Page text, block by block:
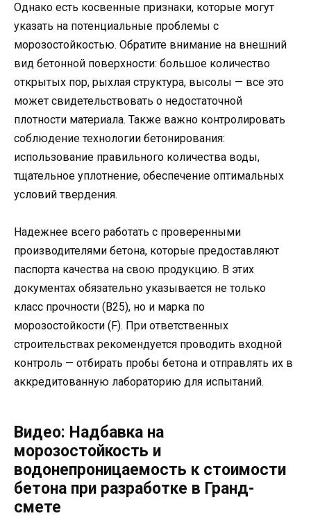
Однако есть косвенные признаки, которые могут
указать на потенциальные проблемы с
морозостойкостью. Обратите внимание на внешний
вид бетонной поверхности: большое количество
открытых пор, рыхлая структура, высолы — все это
может свидетельствовать о недостаточной
плотности материала. Также важно контролировать
соблюдение технологии бетонирования:
использование правильного количества воды,
тщательное уплотнение, обеспечение оптимальных
условий твердения.
Надежнее всего работать с проверенными
производителями бетона, которые предоставляют
паспорта качества на свою продукцию. В этих
документах обязательно указывается не только
класс прочности (В25), но и марка по
морозостойкости (F). При ответственных
строительствах рекомендуется проводить входной
контроль — отбирать пробы бетона и отправлять их в
аккредитованную лабораторию для испытаний.
Видео: Надбавка на
морозостойкость и
водонепроницаемость к стоимости
бетона при разработке в Гранд-
смете